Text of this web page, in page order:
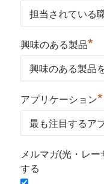
興味のある製品*
アプリケーション*
メルマガ(光・レ
する